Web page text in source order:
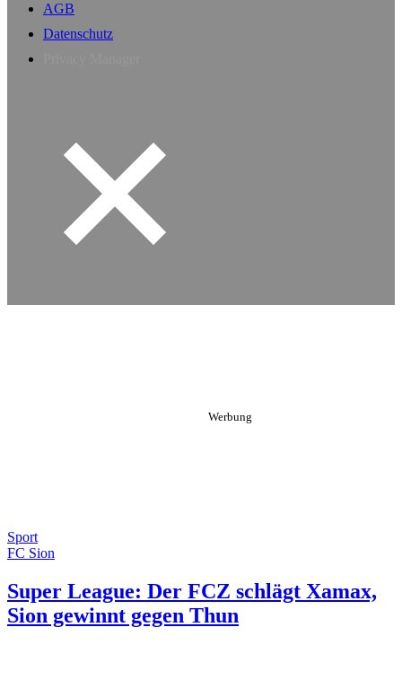
AGB
Datenschutz
Sport
FC Sion
Super League: Der FCZ schlägt Xamax,
Sion gewinnt gegen Thun